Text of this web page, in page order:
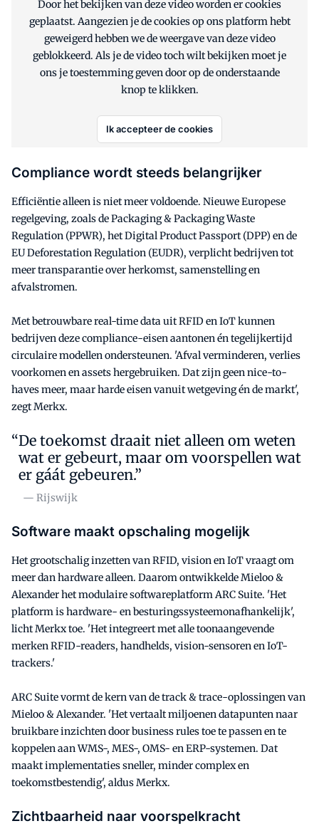
Door het bekijken van deze video worden er cookies
geplaatst. Aangezien je de cookies op ons platform hebt
geweigerd hebben we de weergave van deze video
geblokkeerd. Als je de video toch wilt bekijken moet je
ons je toestemming geven door op de onderstaande
knop te klikken.
Ik accepteer de cookies
Compliance wordt steeds belangrijker
Efficiëntie alleen is niet meer voldoende. Nieuwe Europese
regelgeving, zoals de Packaging & Packaging Waste
Regulation (PPWR), het Digital Product Passport (DPP) en de
EU Deforestation Regulation (EUDR), verplicht bedrijven tot
meer transparantie over herkomst, samenstelling en
afvalstromen.
Met betrouwbare real-time data uit RFID en IoT kunnen
bedrijven deze compliance-eisen aantonen én tegelijkertijd
circulaire modellen ondersteunen. 'Afval verminderen, verlies
voorkomen en assets hergebruiken. Dat zijn geen nice-to-
haves meer, maar harde eisen vanuit wetgeving én de markt',
zegt Merkx.
De toekomst draait niet alleen om weten
wat er gebeurt, maar om voorspellen wat
er gáát gebeuren.”
— Rijswijk
Software maakt opschaling mogelijk
Het grootschalig inzetten van RFID, vision en IoT vraagt om
meer dan hardware alleen. Daarom ontwikkelde Mieloo &
Alexander het modulaire softwareplatform ARC Suite. 'Het
platform is hardware- en besturingssysteemonafhankelijk',
licht Merkx toe. 'Het integreert met alle toonaangevende
merken RFID-readers, handhelds, vision-sensoren en IoT-
trackers.'
ARC Suite vormt de kern van de track & trace-oplossingen van
Mieloo & Alexander. 'Het vertaalt miljoenen datapunten naar
bruikbare inzichten door business rules toe te passen en te
koppelen aan WMS-, MES-, OMS- en ERP-systemen. Dat
maakt implementaties sneller, minder complex en
toekomstbestendig', aldus Merkx.
Zichtbaarheid naar voorspelkracht